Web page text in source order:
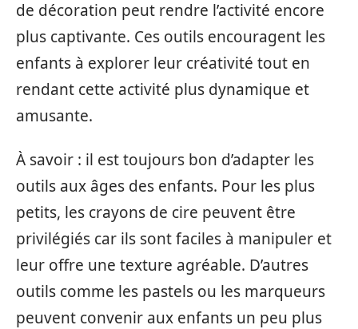
de décoration peut rendre l’activité encore
plus captivante. Ces outils encouragent les
enfants à explorer leur créativité tout en
rendant cette activité plus dynamique et
amusante.
À savoir : il est toujours bon d’adapter les
outils aux âges des enfants. Pour les plus
petits, les crayons de cire peuvent être
privilégiés car ils sont faciles à manipuler et
leur offre une texture agréable. D’autres
outils comme les pastels ou les marqueurs
peuvent convenir aux enfants un peu plus